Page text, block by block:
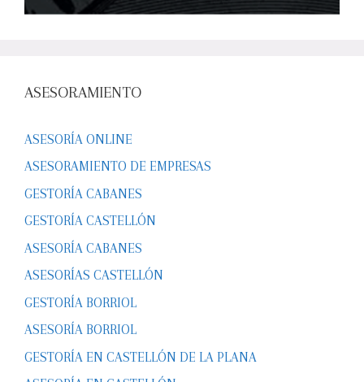
ASESORAMIENTO
ASESORÍA ONLINE
ASESORAMIENTO DE EMPRESAS
GESTORÍA CABANES
GESTORÍA CASTELLÓN
ASESORÍA CABANES
ASESORÍAS CASTELLÓN
GESTORÍA BORRIOL
ASESORÍA BORRIOL
GESTORÍA EN CASTELLÓN DE LA PLANA